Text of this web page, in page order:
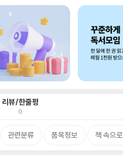
리뷰/한줄평
0
관련분류 품목정보 책 속으로